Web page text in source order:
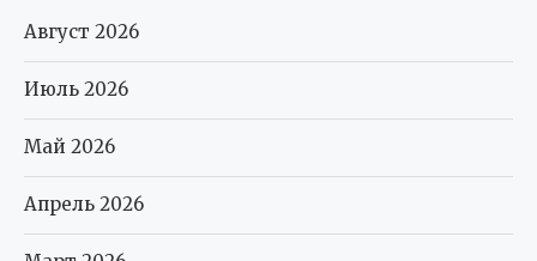
Август 2026
Июль 2026
Май 2026
Апрель 2026